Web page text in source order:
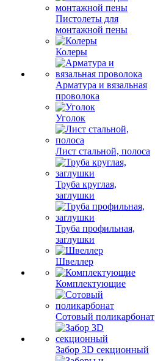
Пистолеты для
монтажной пены
Колеры
Арматура и вязальная
проволока
Уголок
Лист стальной, полоса
Труба круглая,
заглушки
Труба профильная,
заглушки
Швеллер
Комплектующие
Сотовый поликарбонат
Забор 3D секционный